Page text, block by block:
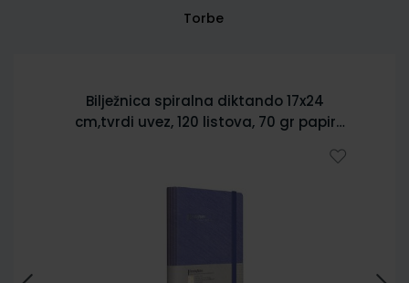
Torbe
Bilježnica spiralna diktando 17x24
cm,tvrdi uvez, 120 listova, 70 gr papir